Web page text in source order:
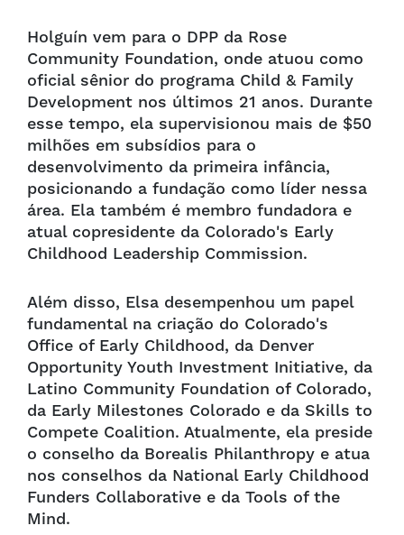
Holguín vem para o DPP da Rose
Community Foundation, onde atuou como
oficial sênior do programa Child & Family
Development nos últimos 21 anos. Durante
esse tempo, ela supervisionou mais de $50
milhões em subsídios para o
desenvolvimento da primeira infância,
posicionando a fundação como líder nessa
área. Ela também é membro fundadora e
atual copresidente da Colorado's Early
Childhood Leadership Commission.
Além disso, Elsa desempenhou um papel
fundamental na criação do Colorado's
Office of Early Childhood, da Denver
Opportunity Youth Investment Initiative, da
Latino Community Foundation of Colorado,
da Early Milestones Colorado e da Skills to
Compete Coalition. Atualmente, ela preside
o conselho da Borealis Philanthropy e atua
nos conselhos da National Early Childhood
Funders Collaborative e da Tools of the
Mind.